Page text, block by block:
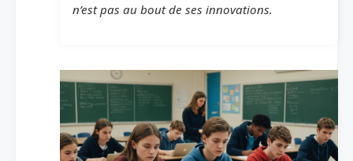
n’est pas au bout de ses innovations.